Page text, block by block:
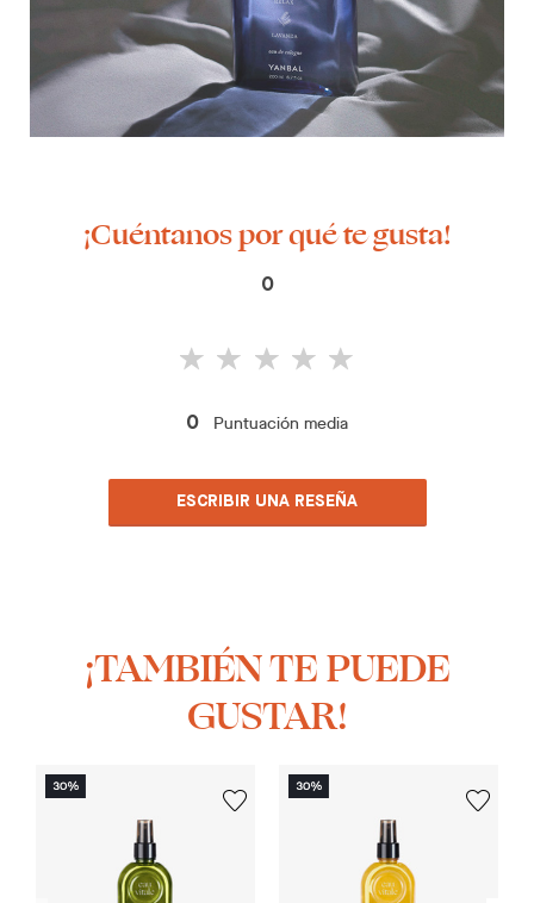
¡Cuéntanos por qué te gusta!
0
0 Puntuación media
ESCRIBIR UNA RESEÑA
¡TAMBIÉN TE PUEDE
GUSTAR!